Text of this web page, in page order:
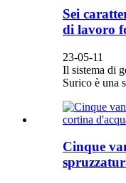
Sei
di lavoro
23-05-11
Il sistema di
Surico è una
Cinque